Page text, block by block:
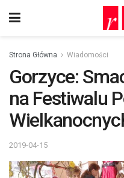
Strona Główna Wiadomości
Gorzyce:
na Festiwalu
2019-04-15